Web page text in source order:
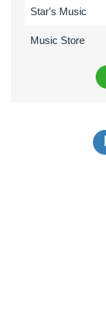
Star's Music
Music Store